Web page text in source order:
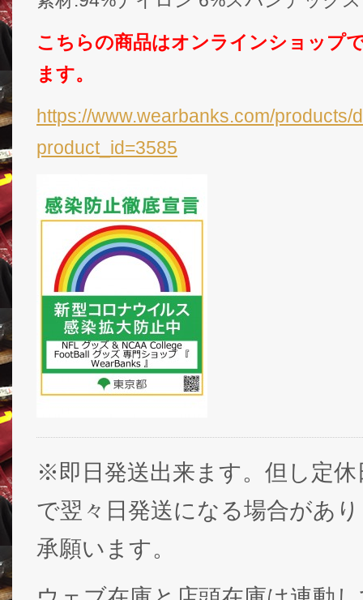
こちらの商品はオンラインショップ
ます。
https://www.wearbanks.com/products/
product_id=3585
※即日発送出来ます。但し定休
で翌々日発送になる場合があ
承願います。